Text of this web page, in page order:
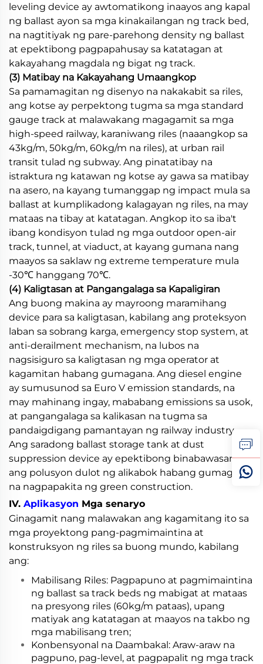
leveling device ay awtomatikong inaayos ang kapal
ng ballast ayon sa mga kinakailangan ng track bed,
na nagtitiyak ng pare-parehong density ng ballast
at epektibong pagpapahusay sa katatagan at
kakayahang magdala ng bigat ng track.
(3) Matibay na Kakayahang Umaangkop
Sa pamamagitan ng disenyo na nakakabit sa riles,
ang kotse ay perpektong tugma sa mga standard
gauge track at malawakang magagamit sa mga
high-speed railway, karaniwang riles (naaangkop sa
43kg/m, 50kg/m, 60kg/m na riles), at urban rail
transit tulad ng subway. Ang pinatatibay na
istraktura ng katawan ng kotse ay gawa sa matibay
na asero, na kayang tumanggap ng impact mula sa
ballast at kumplikadong kalagayan ng riles, na may
mataas na tibay at katatagan. Angkop ito sa iba't
ibang kondisyon tulad ng mga outdoor open-air
track, tunnel, at viaduct, at kayang gumana nang
maayos sa saklaw ng extreme temperature mula
-30℃ hanggang 70℃.
(4) Kaligtasan at Pangangalaga sa Kapaligiran
Ang buong makina ay mayroong maramihang
device para sa kaligtasan, kabilang ang proteksyon
laban sa sobrang karga, emergency stop system, at
anti-derailment mechanism, na lubos na
nagsisiguro sa kaligtasan ng mga operator at
kagamitan habang gumagana. Ang diesel engine
ay sumusunod sa Euro V emission standards, na
may mahinang ingay, mababang emissions sa usok,
at pangangalaga sa kalikasan na tugma sa
pandaigdigang pamantayan ng railway industry.
Ang saradong ballast storage tank at dust
suppression device ay epektibong binabawasan
ang polusyon dulot ng alikabok habang gumagana,
na nagpapakita ng green construction.
IV. Aplikasyon Mga senaryo
Ginagamit nang malawakan ang kagamitang ito sa
mga proyektong pang-pagmimaintina at
konstruksyon ng riles sa buong mundo, kabilang
ang:
Mabilisang Riles: Pagpapuno at pagmimaintina
ng ballast sa track beds ng mabigat at mataas
na presyong riles (60kg/m pataas), upang
matiyak ang katatagan at maayos na takbo ng
mga mabilisang tren;
Konbensyonal na Daambakal: Araw-araw na
pagpuno, pag-level, at pagpapalit ng mga track